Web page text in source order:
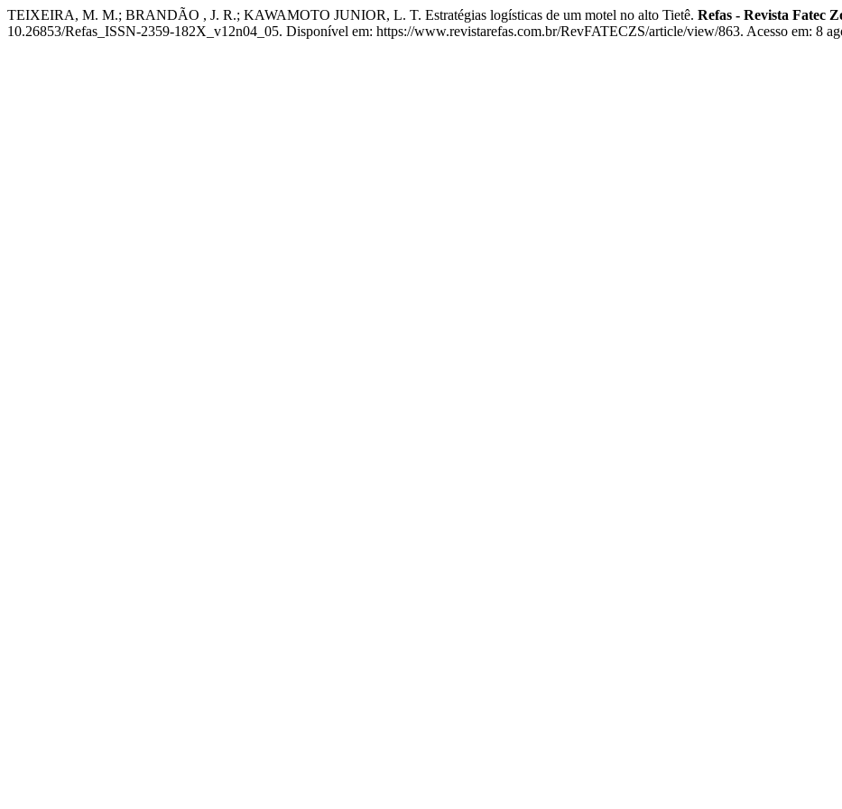
TEIXEIRA, M. M.; BRANDÃO , J. R.; KAWAMOTO JUNIOR, L. T. Estratégias logísticas de um motel no alto Tietê. Refas - Revista Fatec
10.26853/Refas_ISSN-2359-182X_v12n04_05. Disponível em: https://www.revistarefas.com.br/RevFATECZS/article/view/863. Acesso em: 8